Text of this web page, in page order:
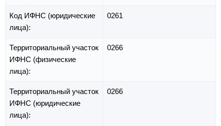
Код ИФНС (юридические
лица):
0261
Территориальный участок
ИФНС (физические
лица):
0266
Территориальный участок
ИФНС (юридические
лица):
0266